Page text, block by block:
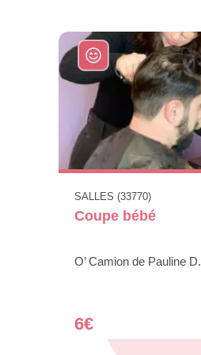
SALLES (33770)
Coupe bébé
O’ Camion de Pauline D.
6€